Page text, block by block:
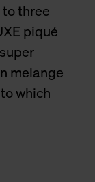
three
piqué
melange
which